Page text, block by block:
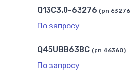
Q13C3.0-63276 (pn
По запросу
Q45UBB63BC (pn 46360)
По запросу